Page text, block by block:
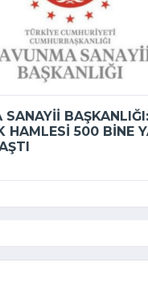
SANAYII
HAMLESI 500 BINE